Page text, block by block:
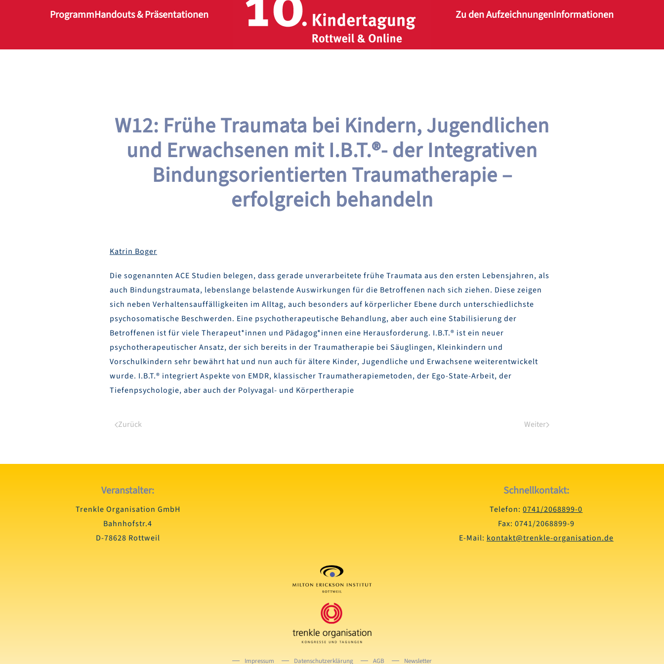
ProgrammHandouts & Präsentationen Zu den AufzeichnungenInformationen
W12: Frühe Traumata bei Kindern, Jugendlichen
und Erwachsenen mit I.B.T.®- der Integrativen
Bindungsorientierten Traumatherapie –
erfolgreich behandeln
Katrin Boger
Die sogenannten ACE Studien belegen, dass gerade unverarbeitete frühe Traumata aus den ersten Lebensjahren, als
auch Bindungstraumata, lebenslange belastende Auswirkungen für die Betroffenen nach sich ziehen. Diese zeigen
sich neben Verhaltensauffälligkeiten im Alltag, auch besonders auf körperlicher Ebene durch unterschiedlichste
psychosomatische Beschwerden. Eine psychotherapeutische Behandlung, aber auch eine Stabilisierung der
Betroffenen ist für viele Therapeut*innen und Pädagog*innen eine Herausforderung. I.B.T.® ist ein neuer
psychotherapeutischer Ansatz, der sich bereits in der Traumatherapie bei Säuglingen, Kleinkindern und
Vorschulkindern sehr bewährt hat und nun auch für ältere Kinder, Jugendliche und Erwachsene weiterentwickelt
wurde. I.B.T.® integriert Aspekte von EMDR, klassischer Traumatherapiemetoden, der Ego-State-Arbeit, der
Tiefenpsychologie, aber auch der Polyvagal- und Körpertherapie
Zurück Weiter
Veranstalter:
Trenkle Organisation GmbH
Bahnhofstr.4
D-78628 Rottweil
Schnellkontakt:
Telefon:0741/2068899-0
Fax: 0741/2068899-9
E-Mail: kontakt@trenkle-organisation.de
Impressum Datenschutzerklärung AGB Newsletter